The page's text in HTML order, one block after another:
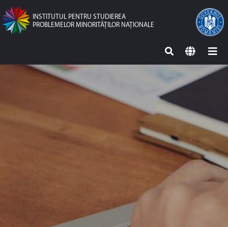
INSTITUTUL PENTRU STUDIEREA
PROBLEMELOR MINORITĂŢILOR NAŢIONALE